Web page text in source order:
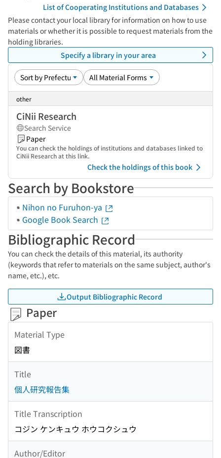
List of Cooperating Institutions and Databases
Please contact your local library for information on how to use
materials or whether it is possible to request materials from the
holding libraries.
Specify a library in your area
other
CiNii Research
Search Service
Paper
You can check the holdings of institutions and databases linked to
CiNii Research at this link.
Check the holdings of this book
Search by Bookstore
Nihon no Furuhon-ya
Google Book Search
Bibliographic Record
You can check the details of this material, its authority
(keywords that refer to materials on the same subject, author's
name, etc.), etc.
Output Bibliographic Record
Paper
Material Type
図書
Title
個人研究報告集
Title Transcription
コジン ケンキュウ ホウコクシュウ
Author/Editor